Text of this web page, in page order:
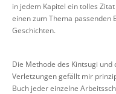
in jedem Kapitel ein tolles
einen zum Thema passenden
Geschichten.
Die Methode des Kintsugi
Verletzungen gefällt mir
Buch jeder einzelne